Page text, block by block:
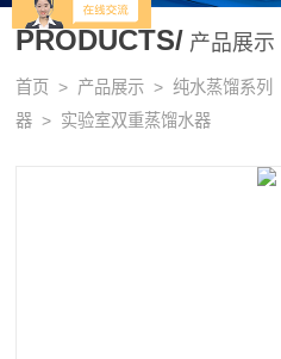
PRODUCTS/ 产品展示
首页 > 产品展示 >纯水蒸馏系列
器 > 实验室双重蒸馏水器